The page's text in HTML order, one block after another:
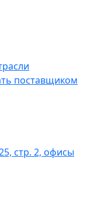
поставщиком
стр. 2, офисы